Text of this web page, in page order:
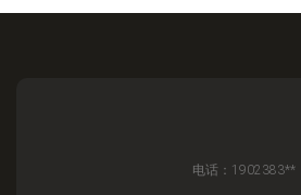
电话：1902383**